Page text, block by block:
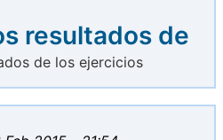
resultados de
de los ejercicios